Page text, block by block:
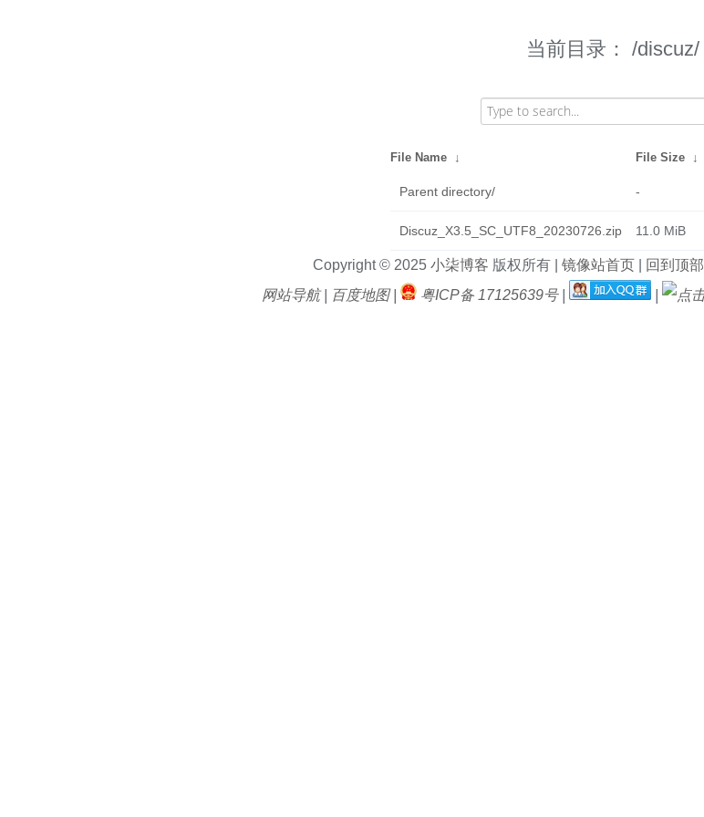
当前目录： /discuz/
File Name ↓ File Size ↓
Parent directory/ -
Discuz_X3.5_SC_UTF8_20230726.zip 11.0 MiB
Copyright © 2025 小柒博客 版权所有 | 镜像站首页| 回到顶部
网站导航| 百度地图| 粤ICP备 17125639号 |